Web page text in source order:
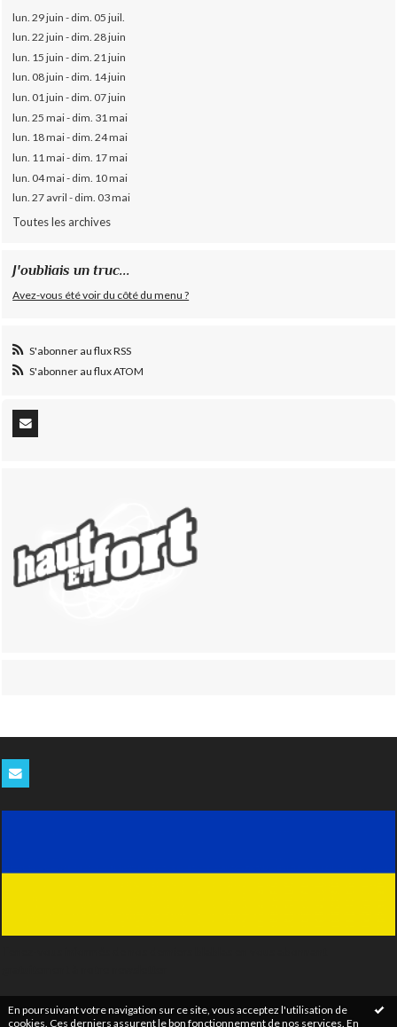
En poursuivant votre navigation sur ce site, vous acceptez l'utilisation de
cookies. Ces derniers assurent le bon fonctionnement de nos services. En
lun. 29 juin - dim. 05 juil.
lun. 22 juin - dim. 28 juin
lun. 15 juin - dim. 21 juin
lun. 08 juin - dim. 14 juin
lun. 01 juin - dim. 07 juin
lun. 25 mai - dim. 31 mai
lun. 18 mai - dim. 24 mai
lun. 11 mai - dim. 17 mai
lun. 04 mai - dim. 10 mai
lun. 27 avril - dim. 03 mai
Toutes les archives
J'oubliais un truc...
Avez-vous été voir du côté du menu ?
S'abonner au flux RSS
S'abonner au flux ATOM